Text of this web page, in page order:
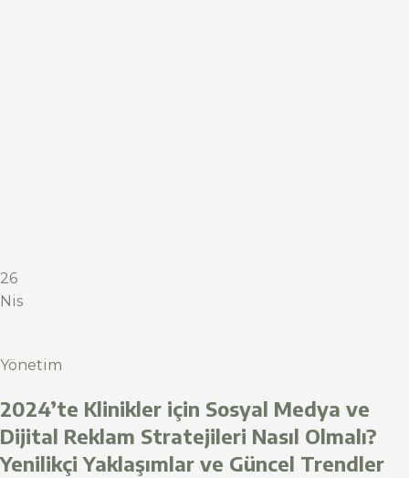
26
Nis
Yönetim
2024’te Klinikler için Sosyal Medya ve
Dijital Reklam Stratejileri Nasıl Olmalı?
Yenilikçi Yaklaşımlar ve Güncel Trendler